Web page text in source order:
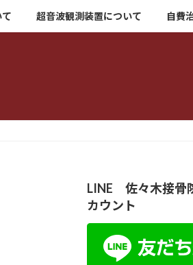
超音波観測装置について 自費
LINE 佐々木接骨
カウント